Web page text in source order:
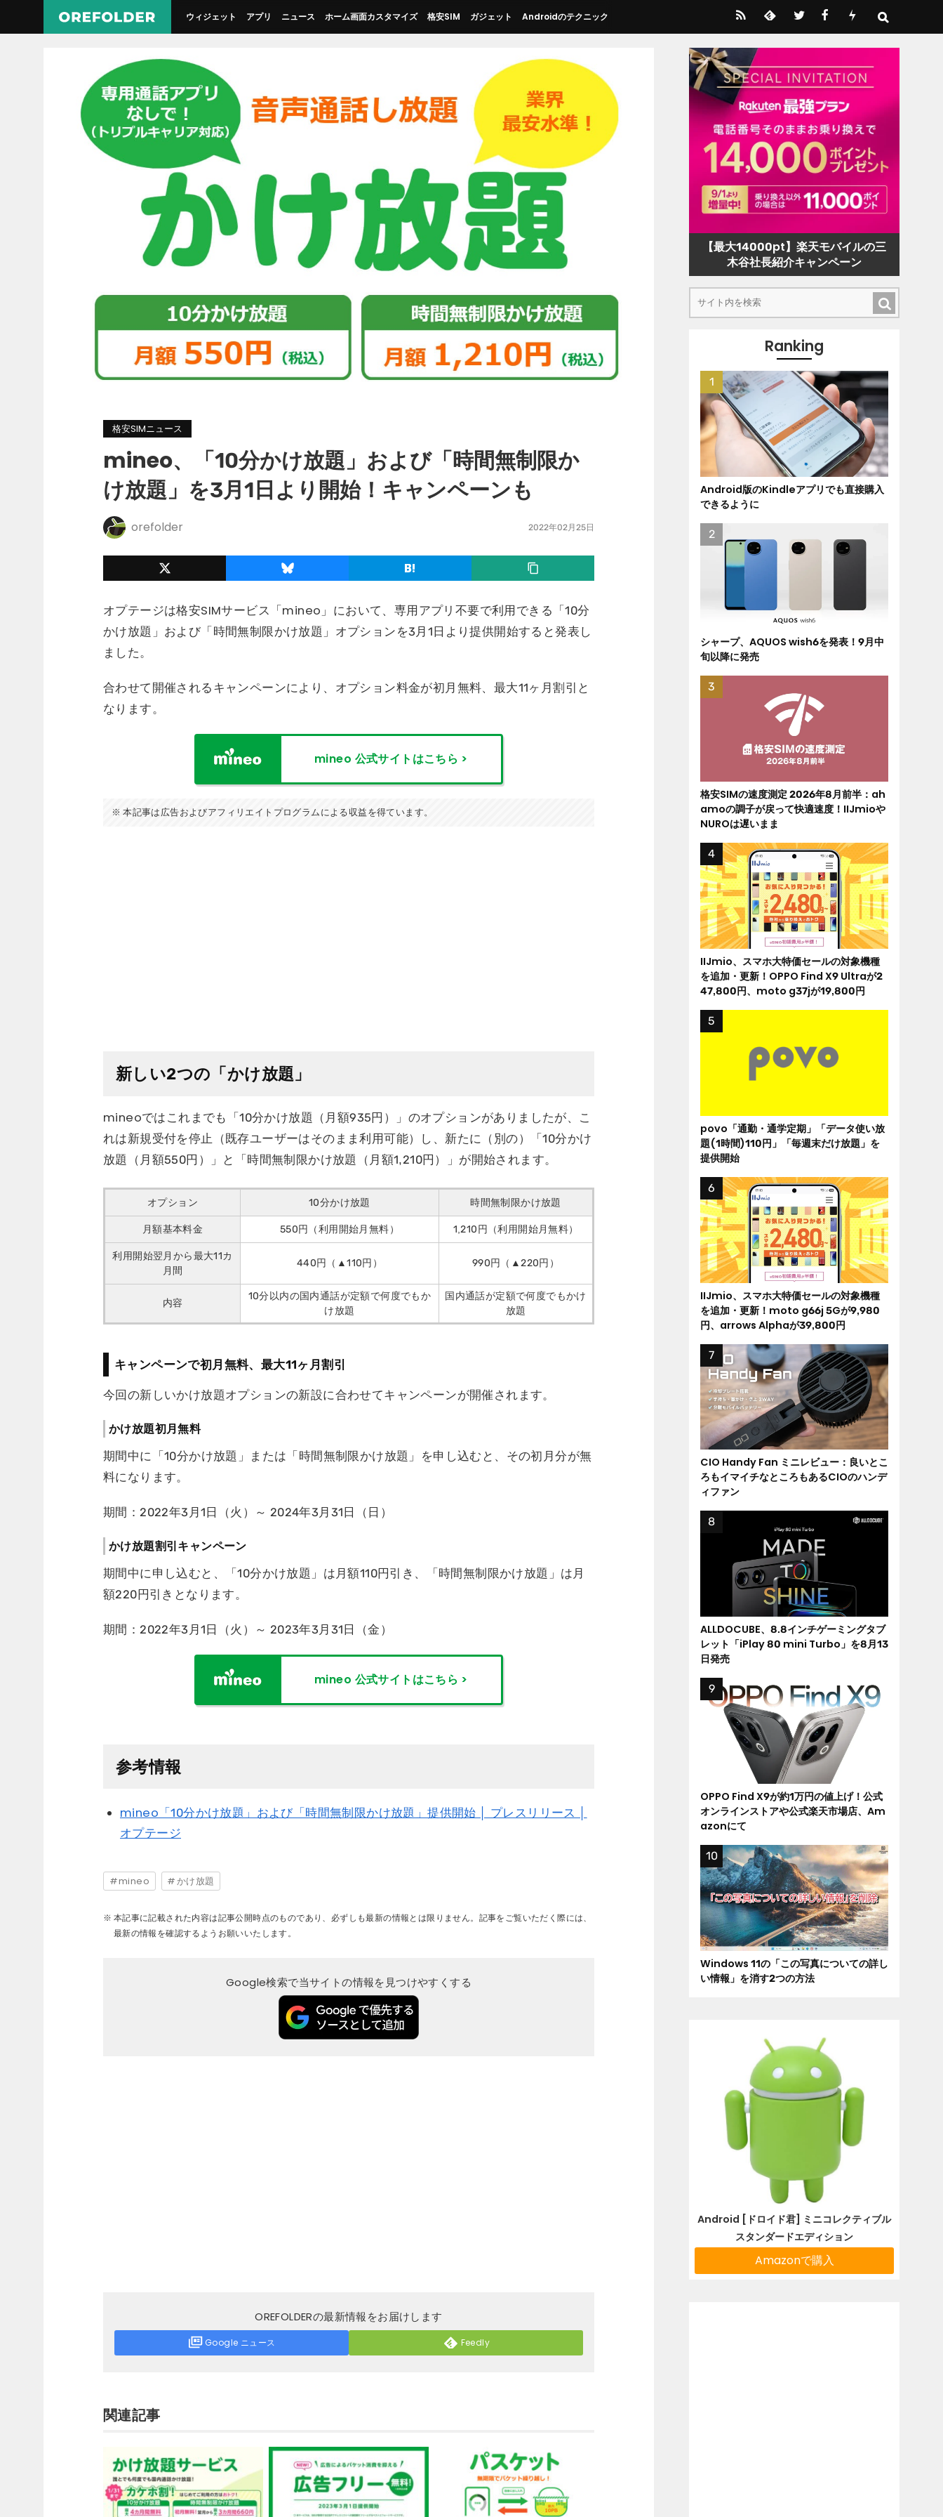
ウィジェット アプリ ニュース ホーム画面カスタマイズ 格安SIM ガジェット Androidのテクニック
格安SIMニュース
mineo、「10分かけ放題」および「時間無制限か
け放題」を3月1日より開始！キャンペーンも
orefolder 2022年02月25日
オプテージは格安SIMサービス「mineo」において、専用アプリ不要で利用できる「10分
かけ放題」および「時間無制限かけ放題」オプションを3月1日より提供開始すると発表し
ました。
合わせて開催されるキャンペーンにより、オプション料金が初月無料、最大11ヶ月割引と
なります。
mineo 公式サイトはこちら >
本記事は広告およびアフィリエイトプログラムによる収益を得ています。
新しい2つの「かけ放題」
mineoではこれまでも「10分かけ放題（月額935円）」のオプションがありましたが、こ
れは新規受付を停止（既存ユーザーはそのまま利用可能）し、新たに（別の）「10分かけ
放題（月額550円）」と「時間無制限かけ放題（月額1,210円）」が開始されます。
オプション 10分かけ放題
時間無制限かけ放題
月額基本料金
550円（利用開始月無料）
1,210円（利用開始月無料）
利用開始翌月から最大11カ
月間
440円（▲110円） 990円（▲220円）
内容
10分以内の国内通話が定額で何度でもか
け放題
国内通話が定額で何度でもかけ
放題
キャンペーンで初月無料、最大11ヶ月割引
今回の新しいかけ放題オプションの新設に合わせてキャンペーンが開催されます。
かけ放題初月無料
期間中に「10分かけ放題」または「時間無制限かけ放題」を申し込むと、その初月分が無
料になります。
期間：2022年3月1日（火）～ 2024年3月31日（日）
かけ放題割引キャンペーン
期間中に申し込むと、「10分かけ放題」は月額110円引き、「時間無制限かけ放題」は月
額220円引きとなります。
期間：2022年3月1日（火）～ 2023年3月31日（金）
mineo 公式サイトはこちら >
参考情報
mineo「10分かけ放題」および「時間無制限かけ放題」提供開始 │ プレスリリース │
オプテージ
mineo かけ放題
本記事に記載された内容は記事公開時点のものであり、必ずしも最新の情報とは限りません。記事をご覧いただく際には、
最新の情報を確認するようお願いいたします。
Google検索で当サイトの情報を見つけやすくする
OREFOLDERの最新情報をお届けします
Google ニュース Feedly
関連記事
【最大14000pt】楽天モバイルの三
木谷社長紹介キャンペーン
Ranking
Android版のKindleアプリでも直接購入
できるように
シャープ、AQUOS wish6を発表！9月中
旬以降に発売
格安SIMの速度測定 2026年8月前半：ah
amoの調子が戻って快適速度！IIJmioや
NUROは遅いまま
IIJmio、スマホ大特価セールの対象機種
を追加・更新！OPPO Find X9 Ultraが2
47,800円、moto g37jが19,800円
povo「通勤・通学定期」「データ使い放
題(1時間)110円」「毎週末だけ放題」を
提供開始
IIJmio、スマホ大特価セールの対象機種
を追加・更新！moto g66j 5Gが9,980
円、arrows Alphaが39,800円
CIO Handy Fan ミニレビュー：良いとこ
ろもイマイチなところもあるCIOのハンデ
ィファン
ALLDOCUBE、8.8インチゲーミングタブ
レット「iPlay 80 mini Turbo」を8月13
日発売
OPPO Find X9が約1万円の値上げ！公式
オンラインストアや公式楽天市場店、Am
azonにて
Windows 11の「この写真についての詳し
い情報」を消す2つの方法
Android [ドロイド君] ミニコレクティブル
スタンダードエディション
Amazonで購入